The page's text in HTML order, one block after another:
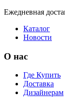
Ежедневная
Каталог
Новости
О нас
Где Купить
Доставка
Дизайнерам